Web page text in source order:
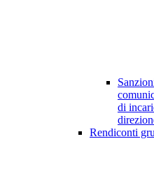
di
Rendiconti